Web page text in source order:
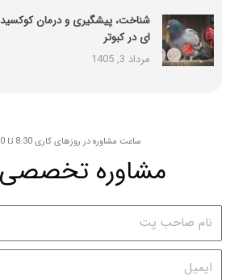
شناخت، پیشگیری و درمان
ای در کبوتر
مرداد 3, 1405
ساعت مشاوره در روزهای کاری 8:30 تا 10 | 12 تا 13
مشاوره تخصصی